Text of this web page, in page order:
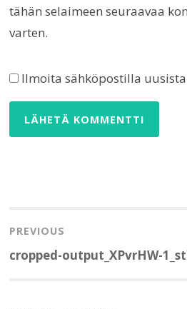
tähän selaimeen seuraavaa
varten.
Ilmoita sähköpostilla
selaus
PREVIOUS
Previous
cropped-output_XPvrHW-